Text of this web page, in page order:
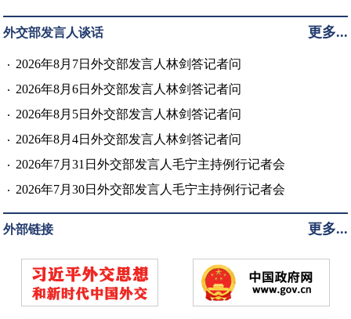
外交部发言人谈话 更多...
2026年8月7日外交部发言人林剑答记者问
2026年8月6日外交部发言人林剑答记者问
2026年8月5日外交部发言人林剑答记者问
2026年8月4日外交部发言人林剑答记者问
2026年7月31日外交部发言人毛宁主持例行记者会
2026年7月30日外交部发言人毛宁主持例行记者会
外部链接 更多...